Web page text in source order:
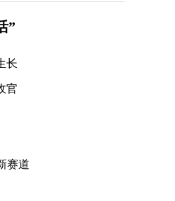
南河枢纽｜水城共融的
”
长
官
赛道